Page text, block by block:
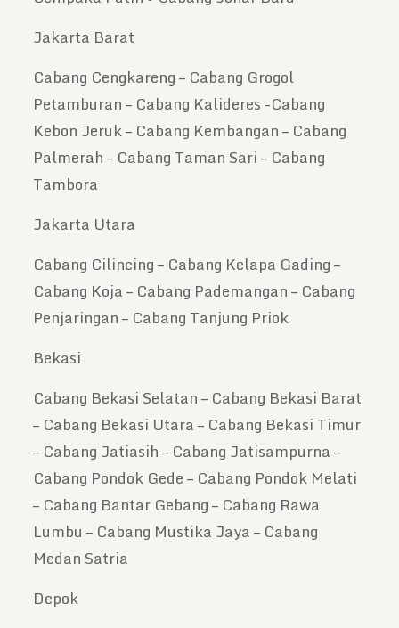
Jakarta Barat
Cabang Cengkareng – Cabang Grogol
Petamburan – Cabang Kalideres -Cabang
Kebon Jeruk – Cabang Kembangan – Cabang
Palmerah – Cabang Taman Sari – Cabang
Tambora
Jakarta Utara
Cabang Cilincing – Cabang Kelapa Gading –
Cabang Koja – Cabang Pademangan – Cabang
Penjaringan – Cabang Tanjung Priok
Bekasi
Cabang Bekasi Selatan – Cabang Bekasi Barat
– Cabang Bekasi Utara – Cabang Bekasi Timur
– Cabang Jatiasih – Cabang Jatisampurna –
Cabang Pondok Gede – Cabang Pondok Melati
– Cabang Bantar Gebang – Cabang Rawa
Lumbu – Cabang Mustika Jaya – Cabang
Medan Satria
Depok